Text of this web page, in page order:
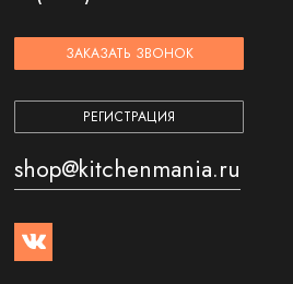
ЗАКАЗАТЬ ЗВОНОК
РЕГИСТРАЦИЯ
shop@kitchenmania.ru